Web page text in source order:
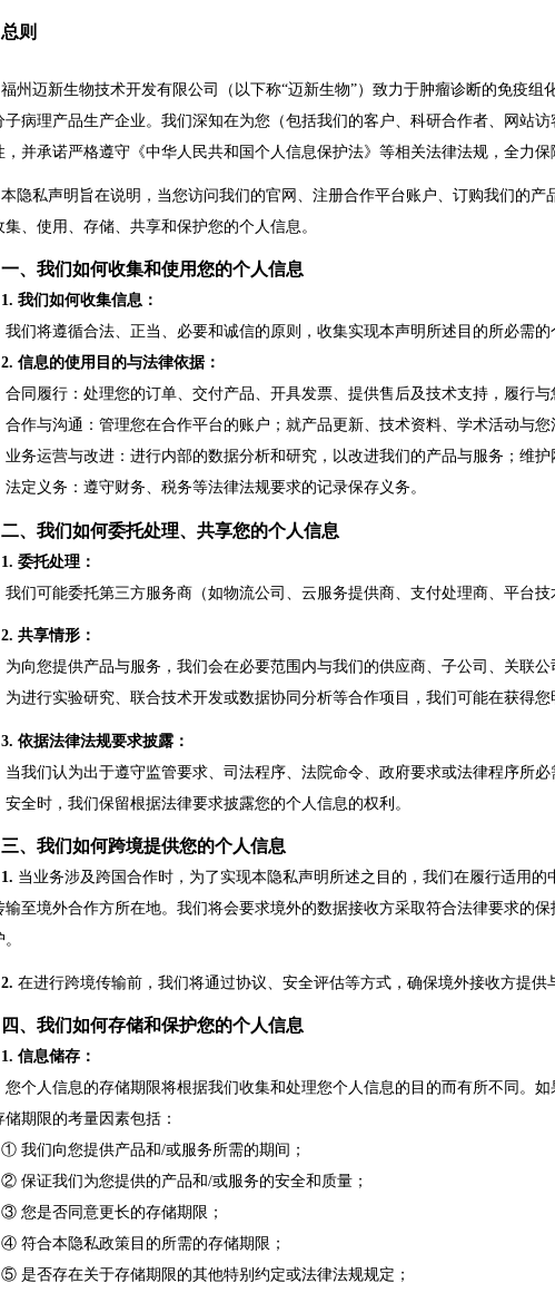
总则
福州迈新生物技术开发有限公司 （以下称“迈新生物”）致力于肿瘤诊断的免疫组
子病理产品生产企业。 我们深知在为您（包括我们的客户、科研合作者、网站
，并承诺严格遵守《中华人民共和国个人信息保护法》等相关法律法规，全力保
本隐私声明旨在说明，当您访问我们的官网、注册合作平台账户、订购我们的
集、使用、存储、共享和保护您的个人信息。
一、 我们如何收集和使用您的个人信息
1. 我们如何收集信息：
我们将遵循合法、正当、必要和诚信的原则，收集实现本声明所述目的所必需
2. 信息的使用目的与法律依据：
合同履行：处理您的订单、交付产品、开具发票、提供售后及技术支持，履行与
合作与沟通：管理您在合作平台的账户；就产品更新、技术资料、学术活动与您
业务运营与改进：进行内部的数据分析和研究，以改进我们的产品与服务；维护
法定义务：遵守财务、税务等法律法规要求的记录保存义务。
二、 我们如何委托处理、 共享您的个人信息
1. 委托处理：
我们可能委托第三方服务商（如物流公司、云服务提供商、支付处理商、平台
2. 共享情形：
为向您提供产品与服务，我们会在必要范围内与我们的供应商、 子公司、关联公
为进行实验研究、联合技术开发或数据协同分析等合作项目 ，我们可能在获得
3. 依据法律法规要求披露 ：
当我们认为出于遵守监管要求、司法程序、法院命令、政府要求或法律程序所
安全时，我们保留根据法律要求披露您的个人信息的权利。
三、 我们如何跨境提供您的个人信息
1. 当 业务涉及跨国合作时，为了实现本隐私声明所述之目的，我们在履行适用
输至境外合作方所在地。我们将会要求境外的数据接收方采取符合法律要求的
2. 在进行跨境传输前，我们将通过协议、安全评估等方式，确保境外接收方提供
四、 我们如何存储和保护您的个人信息
1. 信息储存：
您个人信息的存储期限将根据我们收集和处理您个人信息的目的而有所不同。
储期限的考量因素包括 ：
① 我们向您提供产品和/或服务所需的期间；
② 保证我们为您提供的产品和/或服务的安全和质量；
③ 您是否同意更长的存储期限；
④ 符合本隐私政策目的所需的存储期限；
⑤ 是否存在关于存储期限的其他特别约定或法律法规规定；